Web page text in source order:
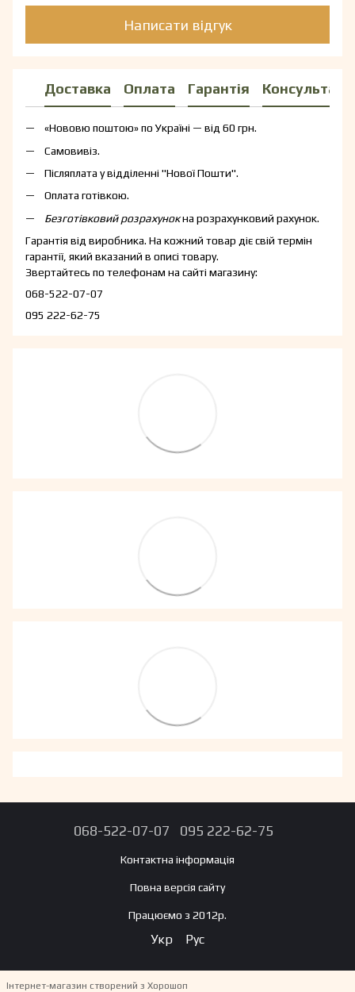
Написати відгук
Доставка Оплата Гарантія
«Нововю поштою» по Україні — від 60 грн.
Самовивіз.
Післяплата у відділенні "Нової Пошти".
Оплата готівкою.
Безготівковий розрахунокна розрахунковий рахунок.
Гарантія від виробника. На кожний товар діє свій термін
гарантії, який вказаний в описі товару.
Звертайтесь по телефонам на сайті магазину:
068-522-07-07
095 222-62-75
068-522-07-07 095 222-62-75
Контактна інформація
Повна версія сайту
Працюємо з 2012р.
Укр Рус
Інтернет-магазин створений з Хорошоп